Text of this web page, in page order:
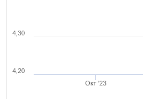
Окт '23
4,20
4,30